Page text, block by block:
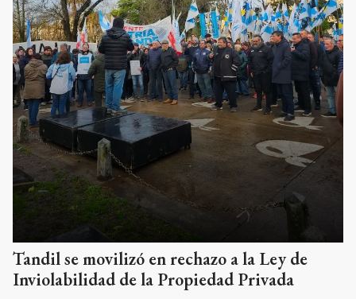
Tandil se movilizó en rechazo a la Ley de
Inviolabilidad de la Propiedad Privada